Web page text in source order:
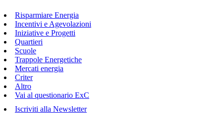
Risparmiare Energia
Incentivi e Agevolazioni
Iniziative e Progetti
Quartieri
Scuole
Trappole Energetiche
Mercati energia
Criter
Altro
Vai al questionario ExC
Iscriviti alla Newsletter